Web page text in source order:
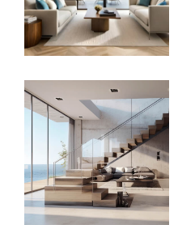
proposer des biens
marché.
LOCATION ET
Notre agence offre un
complet, incluant
impayés, assurant la
propriétaires. Notre
pour maximiser votre
qualité et la valeur de
occupons de tout, de la